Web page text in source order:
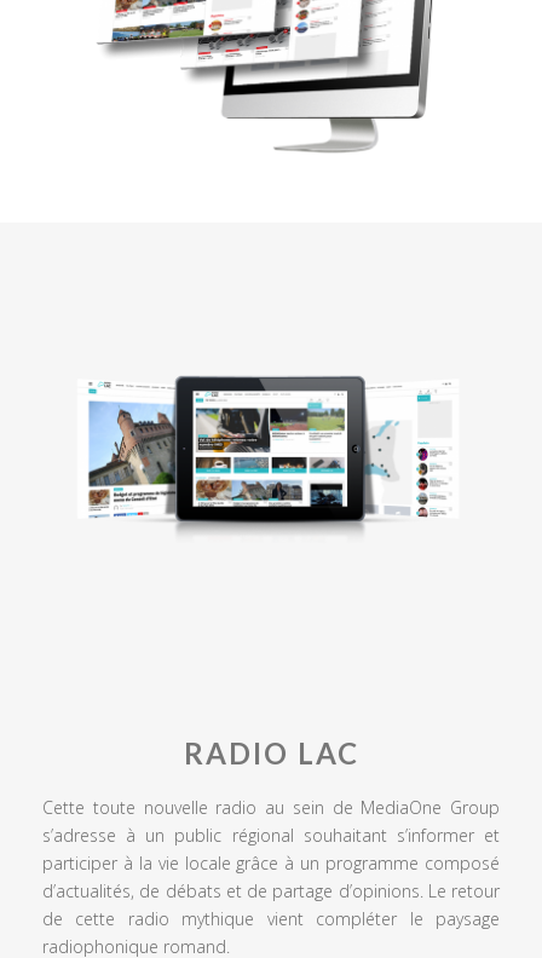
RADIO LAC
Cette toute nouvelle radio au sein de MediaOne Group
s’adresse à un public régional souhaitant s’informer et
participer à la vie locale grâce à un programme composé
d’actualités, de débats et de partage d’opinions. Le retour
de cette radio mythique vient compléter le paysage
radiophonique romand.